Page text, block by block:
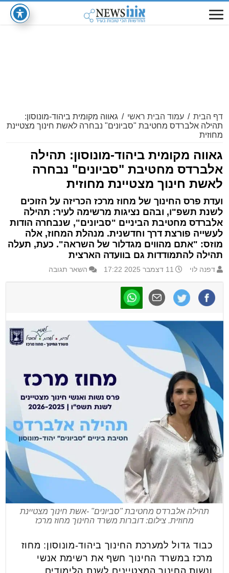
דף הבית / עמוד הבית ראשי / גאווה מקומית ביהוד-מונוסון:
תהילה אלברדס מחטיבת "סביונים" נבחרה לאשת חינוך מצטיינת
מחוזית
גאווה מקומית ביהוד-מונוסון: תהילה
אלברדס מחטיבת "סביונים" נבחרה
לאשת חינוך מצטיינת מחוזית
ועדת פרס החינוך של מחוז מרכז הכריזה על הזוכים
לשנת תשפ"ו, ובהם נציגות מרשימה לעיר: תהילה
אלברדס מחטיבת הביניים "סביונים", שנבחרה הודות
לעשייה פורצת דרך וחדשנית. מנהלת המחוז, אלה
מוזס: "אתם מהווים מגדלור של השראה". כעת, תעלה
תהילה להתמודדות גם בוועדה הארצית
דפנה לוי 11 דצמבר 2025 17:22 השאר תגובה
תהילה אלברדס מחטיבת "סביונים" -אשת חינוך מצטיינת
מחוזית. צילום: דוברות משרד החינוך מחוז מרכז
כבוד גדול למערכת החינוך ביהוד-מונוסון: מחוז
מרכז במשרד החינוך חשף את רשימת אנשי
ונשות החינוך המצטיינים לשנת הלימודים